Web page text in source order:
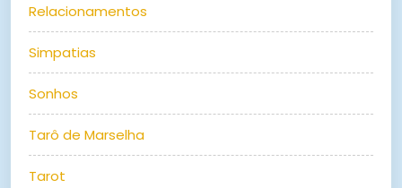
Relacionamentos
Simpatias
Sonhos
Tarô de Marselha
Tarot